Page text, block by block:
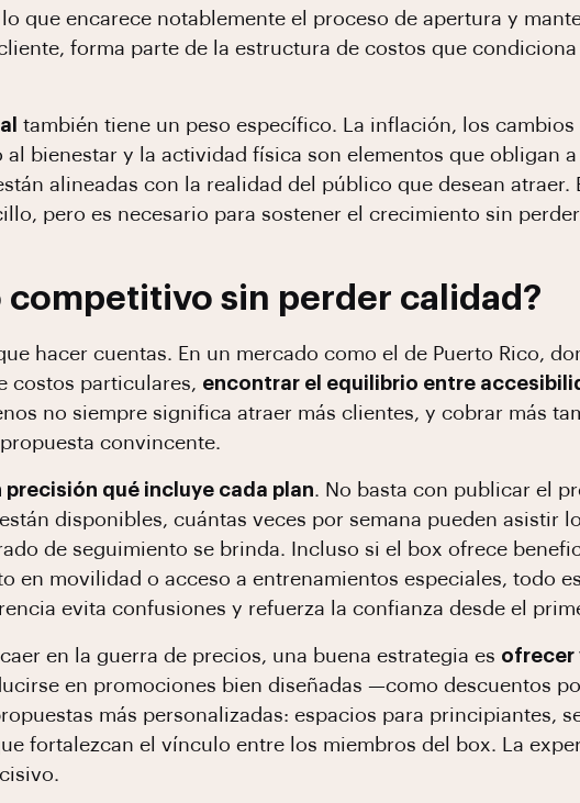
que encarece notablemente el proceso de apertura y
forma parte de la estructura de costos que
también tiene un peso específico. La inflación, los cambios
bienestar y la actividad física son elementos que obligan
alineadas con la realidad del público que desean atraer.
pero es necesario para sostener el crecimiento sin
sin perder calidad?
hacer cuentas. En un mercado como el de Puerto Rico,
costos particulares, encontrar el equilibrio entre
no siempre significa atraer más clientes, y cobrar más
convincente.
qué incluye cada plan. No basta con publicar el
disponibles, cuántas veces por semana pueden asistir
de seguimiento se brinda. Incluso si el box ofrece
en movilidad o acceso a entrenamientos especiales, todo
evita confusiones y refuerza la confianza desde el
en la guerra de precios, una buena estrategia es ofrecer
en promociones bien diseñadas —como descuentos
más personalizadas: espacios para principiantes,
fortalezcan el vínculo entre los miembros del box. La